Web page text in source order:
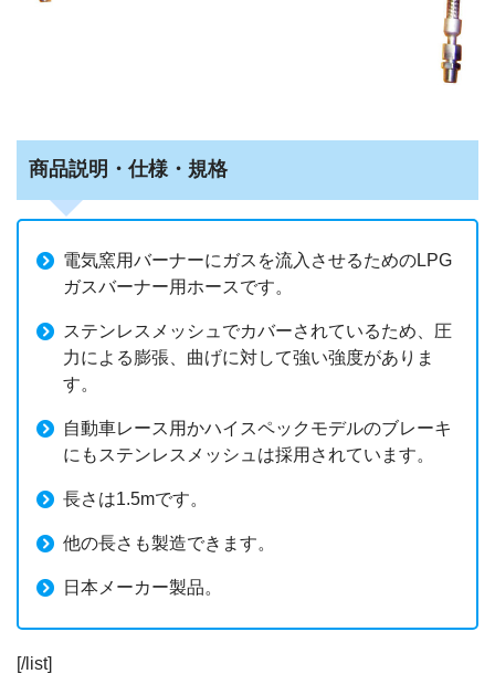
商品説明・仕様・規格
電気窯用バーナーにガスを流入させるためのLPG
ガスバーナー用ホースです。
ステンレスメッシュでカバーされているため、圧
力による膨張、曲げに対して強い強度がありま
す。
自動車レース用かハイスペックモデルのブレーキ
にもステンレスメッシュは採用されています。
長さは1.5mです。
他の長さも製造できます。
日本メーカー製品。
[/list]